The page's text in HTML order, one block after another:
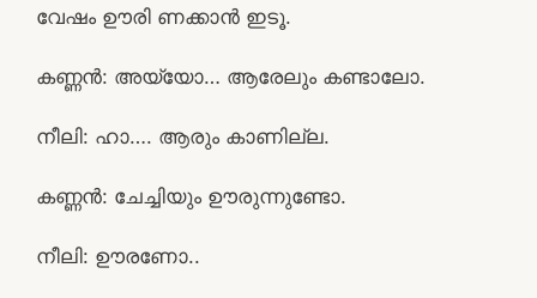
വേഷം ഊരി ണക്കാൻ ഇടൂ.
കണ്ണൻ: അയ്യോ… ആരേലും കണ്ടാലോ.
നീലി: ഹാ…. ആരും കാണില്ല.
കണ്ണൻ: ചേച്ചിയും ഊരുന്നുണ്ടോ.
നീലി: ഊരണോ..